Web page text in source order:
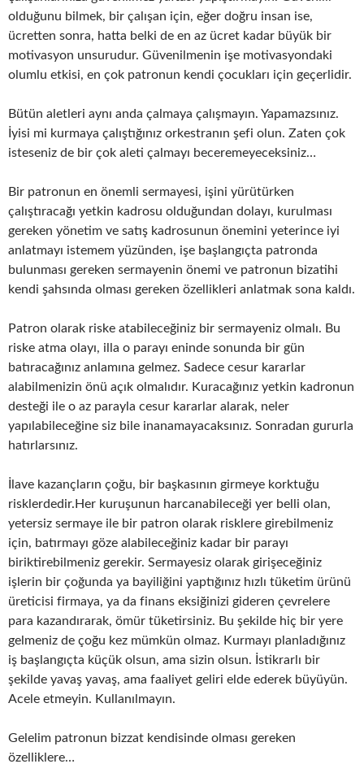
olduğunu bilmek, bir çalışan için, eğer doğru insan ise,
ücretten sonra, hatta belki de en az ücret kadar büyük bir
motivasyon unsurudur. Güvenilmenin işe motivasyondaki
olumlu etkisi, en çok patronun kendi çocukları için geçerlidir.
Bütün aletleri aynı anda çalmaya çalışmayın. Yapamazsınız.
İyisi mi kurmaya çalıştığınız orkestranın şefi olun. Zaten çok
isteseniz de bir çok aleti çalmayı beceremeyeceksiniz…
Bir patronun en önemli sermayesi, işini yürütürken
çalıştıracağı yetkin kadrosu olduğundan dolayı, kurulması
gereken yönetim ve satış kadrosunun önemini yeterince iyi
anlatmayı istemem yüzünden, işe başlangıçta patronda
bulunması gereken sermayenin önemi ve patronun bizatihi
kendi şahsında olması gereken özellikleri anlatmak sona kaldı.
Patron olarak riske atabileceğiniz bir sermayeniz olmalı. Bu
riske atma olayı, illa o parayı eninde sonunda bir gün
batıracağınız anlamına gelmez. Sadece cesur kararlar
alabilmenizin önü açık olmalıdır. Kuracağınız yetkin kadronun
desteği ile o az parayla cesur kararlar alarak, neler
yapılabileceğine siz bile inanamayacaksınız. Sonradan gururla
hatırlarsınız.
İlave kazançların çoğu, bir başkasının girmeye korktuğu
risklerdedir.Her kuruşunun harcanabileceği yer belli olan,
yetersiz sermaye ile bir patron olarak risklere girebilmeniz
için, batırmayı göze alabileceğiniz kadar bir parayı
biriktirebilmeniz gerekir. Sermayesiz olarak girişeceğiniz
işlerin bir çoğunda ya bayiliğini yaptığınız hızlı tüketim ürünü
üreticisi firmaya, ya da finans eksiğinizi gideren çevrelere
para kazandırarak, ömür tüketirsiniz. Bu şekilde hiç bir yere
gelmeniz de çoğu kez mümkün olmaz. Kurmayı planladığınız
iş başlangıçta küçük olsun, ama sizin olsun. İstikrarlı bir
şekilde yavaş yavaş, ama faaliyet geliri elde ederek büyüyün.
Acele etmeyin. Kullanılmayın.
Gelelim patronun bizzat kendisinde olması gereken
özelliklere…